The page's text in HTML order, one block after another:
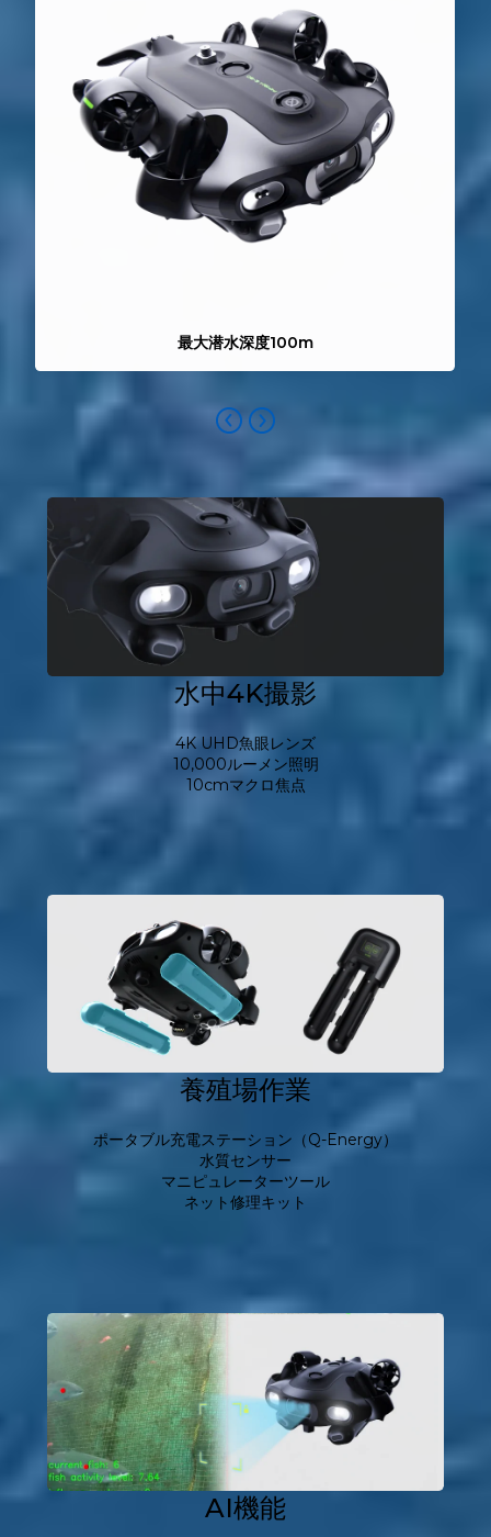
1〜2人での操作
ホットスワップ可能電源
AI網検査
最大潜水深度100m
水中4K撮影
4K UHD魚眼レンズ
10,000ルーメン照明
10cmマクロ焦点
養殖場作業
ポータブル充電ステーション（Q-Energy）
水質センサー
マニピュレーターツール
ネット修理キット
AI機能